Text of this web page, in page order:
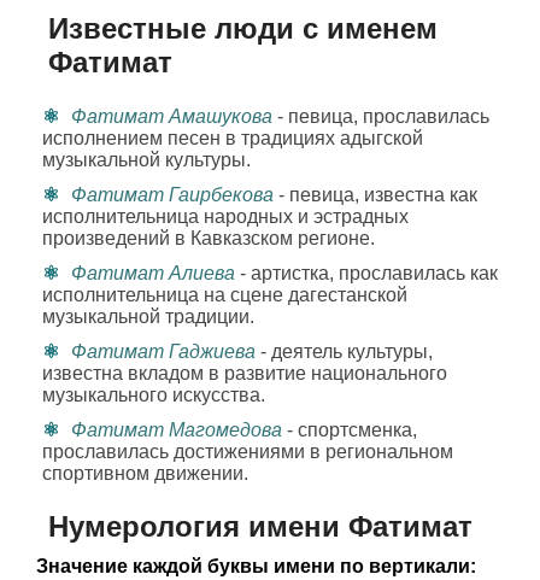
Известные люди с именем
Фатимат
Фатимат Амашукова - певица, прославилась
исполнением песен в традициях адыгской
музыкальной культуры.
Фатимат Гаирбекова - певица, известна как
исполнительница народных и эстрадных
произведений в Кавказском регионе.
Фатимат Алиева - артистка, прославилась как
исполнительница на сцене дагестанской
музыкальной традиции.
Фатимат Гаджиева - деятель культуры,
известна вкладом в развитие национального
музыкального искусства.
Фатимат Магомедова - спортсменка,
прославилась достижениями в региональном
спортивном движении.
Нумерология имени Фатимат
Значение каждой буквы имени по вертикали: